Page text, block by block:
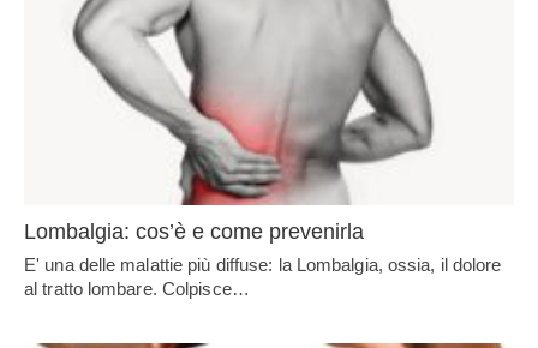
Lombalgia: cos’è e come prevenirla
E' una delle malattie più diffuse: la Lombalgia, ossia, il dolore
al tratto lombare. Colpisce…